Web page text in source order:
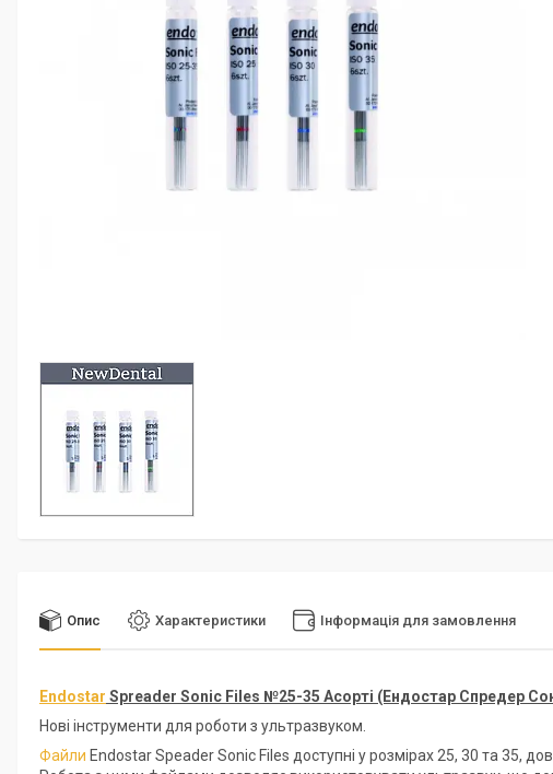
Опис Характеристики Інформація для замовлення
Endostar Spreader Sonic Files №25-35 Асорті (Ендостар Спредер
Нові інструменти для роботи з ультразвуком.
Файли Endostar Speader Sonic Files доступні у розмірах 25, 30 та 35,